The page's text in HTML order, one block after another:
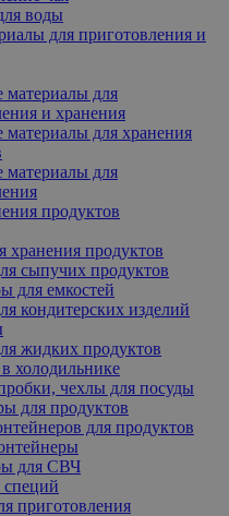
воды
для приготовления и
материалы для
и хранения
материалы для хранения
материалы для
продуктов
хранения продуктов
сыпучих продуктов
для емкостей
кондитерских изделий
жидких продуктов
холодильнике
чехлы для посуды
для продуктов
для продуктов
для СВЧ
специй
приготовления